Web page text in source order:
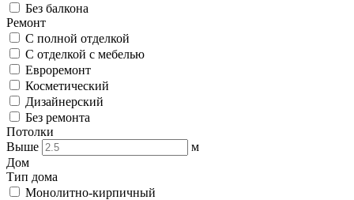
Без балкона
Ремонт
С полной отделкой
С отделкой с мебелью
Евроремонт
Косметический
Дизайнерский
Без ремонта
Потолки
Выше
м
Дом
Тип дома
Монолитно-кирпичный